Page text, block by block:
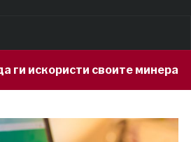
минерални богатства